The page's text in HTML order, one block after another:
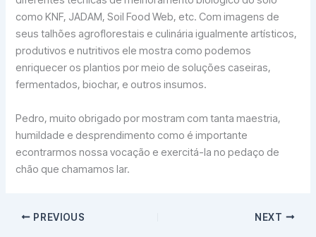
como KNF, JADAM, Soil Food Web, etc. Com imagens de
seus talhões agroflorestais e culinária igualmente artísticos,
produtivos e nutritivos ele mostra como podemos
enriquecer os plantios por meio de soluções caseiras,
fermentados, biochar, e outros insumos.
Pedro, muito obrigado por mostram com tanta maestria,
humildade e desprendimento como é importante
econtrarmos nossa vocação e exercitá-la no pedaço de
chão que chamamos lar.
PREVIOUS NEXT